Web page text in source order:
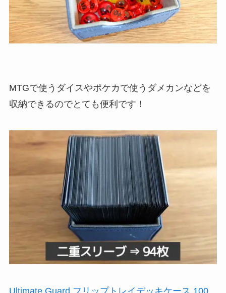
MTGで使うダイスやポケカで使うダメカンなどを
収納できるのでとても便利です！
Ultimate Guard フリップトレイデッキケース 100